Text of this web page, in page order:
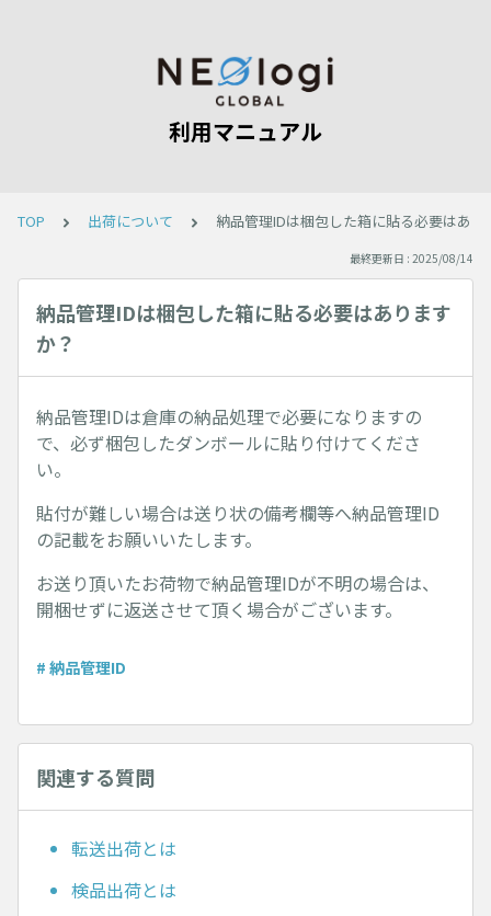
利用マニュアル
TOP 出荷について 納品管理IDは梱包した箱に貼る必要はあり
最終更新日 : 2025/08/14
納品管理IDは梱包した箱に貼る必要はあります
か？
納品管理IDは倉庫の納品処理で必要になりますの
で、必ず梱包したダンボールに貼り付けてくださ
い。
貼付が難しい場合は送り状の備考欄等へ納品管理ID
の記載をお願いいたします。
お送り頂いたお荷物で納品管理IDが不明の場合は、
開梱せずに返送させて頂く場合がございます。
# 納品管理ID
関連する質問
転送出荷とは
検品出荷とは